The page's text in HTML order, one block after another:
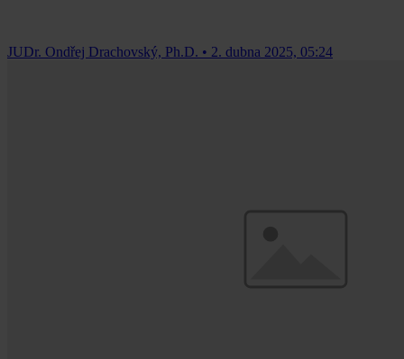
JUDr. Ondřej Drachovský, Ph.D. • 2. dubna 2025, 05:24